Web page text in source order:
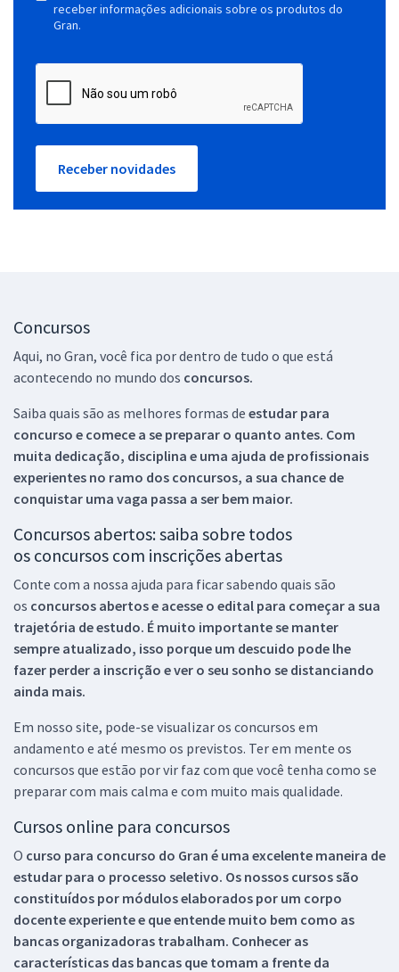
receber informações adicionais sobre os produtos do
Gran.
Receber novidades
Concursos
Aqui, no Gran, você fica por dentro de tudo o que está
acontecendo no mundo dos concursos.
Saiba quais são as melhores formas de estudar para
concurso e comece a se preparar o quanto antes. Com
muita dedicação, disciplina e uma ajuda de profissionais
experientes no ramo dos concursos, a sua chance de
conquistar uma vaga passa a ser bem maior.
Concursos abertos: saiba sobre todos
os concursos com inscrições abertas
Conte com a nossa ajuda para ficar sabendo quais são
os concursos abertos e acesse o edital para começar a sua
trajetória de estudo. É muito importante se manter
sempre atualizado, isso porque um descuido pode lhe
fazer perder a inscrição e ver o seu sonho se distanciando
ainda mais.
Em nosso site, pode-se visualizar os concursos em
andamento e até mesmo os previstos. Ter em mente os
concursos que estão por vir faz com que você tenha como se
preparar com mais calma e com muito mais qualidade.
Cursos online para concursos
O curso para concurso do Gran é uma excelente maneira de
estudar para o processo seletivo. Os nossos cursos são
constituídos por módulos elaborados por um corpo
docente experiente e que entende muito bem como as
bancas organizadoras trabalham. Conhecer as
características das bancas que tomam a frente da